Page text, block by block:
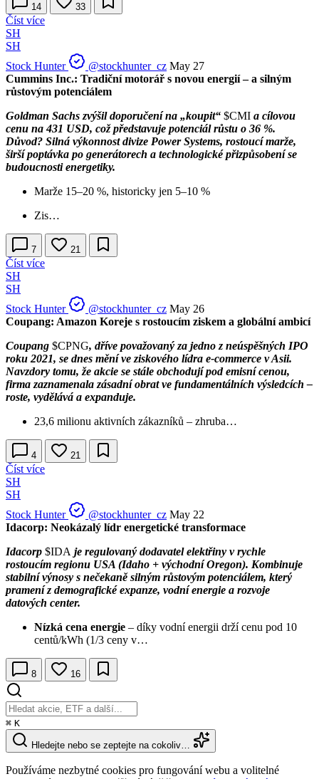
14 33
Číst více
SH
SH
Stock Hunter
@stockhunter_cz May 27
Cummins Inc.: Tradiční motorář s novou energií – a silným
růstovým potenciálem
Goldman Sachs zvýšil doporučení na „koupit“ $CMI a cílovou
cenu na 431 USD, což představuje potenciál růstu o 36 %.
Důvod? Silná výkonnost divize Power Systems, rostoucí marže,
širší poptávka po generátorech a technologické přizpůsobení se
budoucnosti energetiky.
Marže 15–20 %, historicky jen 5–10 %
Zis…
7 21
Číst více
SH
SH
Stock Hunter
@stockhunter_cz May 26
Coupang: Amazon Koreje s rostoucím ziskem a globální ambicí
Coupang $CPNG, dříve považovaný za jedno z neúspěšných IPO
roku 2021, se dnes mění ve ziskového lídra e-commerce v Asii.
Navzdory tomu, že akcie se stále obchodují pod emisní cenou,
firma zaznamenala zásadní obrat ve fundamentálních výsledcích –
roste, vydělává a expanduje.
23,6 milionu aktivních zákazníků – zhruba…
4 21
Číst více
SH
SH
Stock Hunter
@stockhunter_cz May 22
Idacorp: Neokázalý lídr energetické transformace
Idacorp $IDA je regulovaný dodavatel elektřiny v rychle
rostoucím regionu USA (Idaho + východní Oregon). Kombinuje
stabilní výnosy s nečekaně silným růstovým potenciálem, který
pramení z demografické expanze, vodní energie a rozvoje
datových center.
Nízká cena energie – díky vodní energii drží cenu pod 10
centů/kWh (1/3 ceny v…
8 16
⌘ K
Hledejte nebo se zeptejte na cokoliv…
Používáme nezbytné cookies pro fungování webu a volitelné